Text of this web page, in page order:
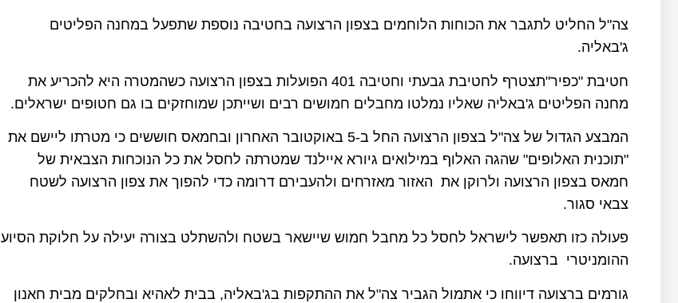
צה"ל החליט לתגבר את הכוחות הלוחמים בצפון הרצועה בחטיבה נוספת שתפעל במחנה הפליטים
ג'באליה.
חטיבת "כפיר"תצטרף לחטיבת גבעתי וחטיבה 401 הפועלות בצפון הרצועה כשהמטרה היא להכריע את
מחנה הפליטים ג'באליה שאליו נמלטו מחבלים חמושים רבים ושייתכן שמוחזקים בו גם חטופים ישראלים.
המבצע הגדול של צה"ל בצפון הרצועה החל ב-5 באוקטובר האחרון ובחמאס חוששים כי מטרתו ליישם את
"תוכנית האלופים" שהגה האלוף במילואים גיורא איילנד שמטרתה לחסל את כל הנוכחות הצבאית של
חמאס בצפון הרצועה ולרוקן את האזור מאזרחים ולהעבירם דרומה כדי להפוך את צפון הרצועה לשטח
צבאי סגור.
פעולה כזו תאפשר לישראל לחסל כל מחבל חמוש שיישאר בשטח ולהשתלט בצורה יעילה על חלוקת הסיוע
ההומניטרי ברצועה.
גורמים ברצועה דיווחו כי אתמול הגביר צה"ל את ההתקפות בג'באליה, בבית לאהיא ובחלקים מבית חאנון